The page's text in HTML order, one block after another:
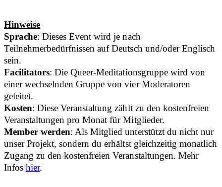
Hinweise
Sprache: Dieses Event wird je nach
Teilnehmerbedürfnissen auf Deutsch und/oder Englisch
sein.
Facilitators: Die Queer-Meditationsgruppe wird von
einer wechselnden Gruppe von vier Moderatoren
geleitet.
Kosten: Diese Veranstaltung zählt zu den kostenfreien
Veranstaltungen pro Monat für Mitglieder.
Member werden: Als Mitglied unterstützt du nicht nur
unser Projekt, sondern du erhältst gleichzeitig monatlich
Zugang zu den kostenfreien Veranstaltungen. Mehr
Infoshier.